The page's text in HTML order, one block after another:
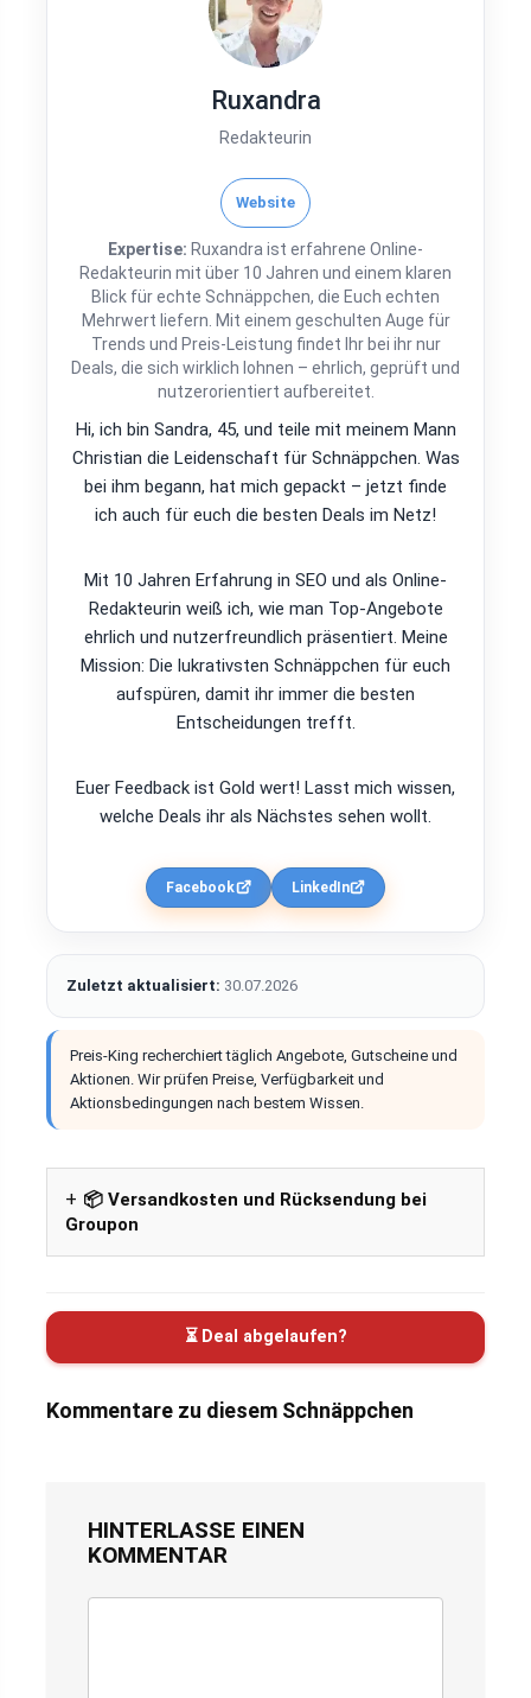
Ruxandra
Redakteurin
Website
Expertise: Ruxandra ist erfahrene Online-
Redakteurin mit über 10 Jahren und einem klaren
Blick für echte Schnäppchen, die Euch echten
Mehrwert liefern. Mit einem geschulten Auge für
Trends und Preis-Leistung findet Ihr bei ihr nur
Deals, die sich wirklich lohnen – ehrlich, geprüft und
nutzerorientiert aufbereitet.
Hi, ich bin Sandra, 45, und teile mit meinem Mann
Christian die Leidenschaft für Schnäppchen. Was
bei ihm begann, hat mich gepackt – jetzt finde
ich auch für euch die besten Deals im Netz!
Mit 10 Jahren Erfahrung in SEO und als Online-
Redakteurin weiß ich, wie man Top-Angebote
ehrlich und nutzerfreundlich präsentiert. Meine
Mission: Die lukrativsten Schnäppchen für euch
aufspüren, damit ihr immer die besten
Entscheidungen trefft.
Euer Feedback ist Gold wert! Lasst mich wissen,
welche Deals ihr als Nächstes sehen wollt.
Facebook LinkedIn
Zuletzt aktualisiert: 30.07.2026
Preis-King recherchiert täglich Angebote, Gutscheine und
Aktionen. Wir prüfen Preise, Verfügbarkeit und
Aktionsbedingungen nach bestem Wissen.
📦 Versandkosten und Rücksendung bei
Groupon
⏳ Deal abgelaufen?
Kommentare zu diesem Schnäppchen
HINTERLASSE EINEN
KOMMENTAR